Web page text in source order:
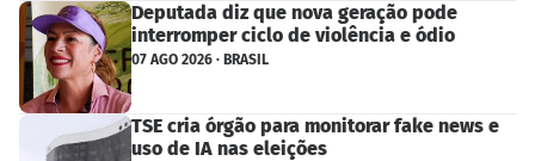
Deputada diz que nova geração pode
interromper ciclo de violência e ódio
07 AGO 2026 · BRASIL
TSE cria órgão para monitorar fake news e
uso de IA nas eleições